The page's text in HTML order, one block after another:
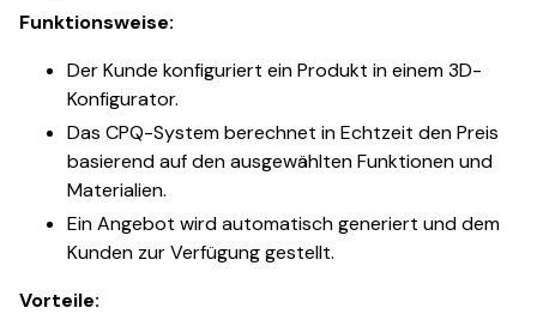
Funktionsweise:
Der Kunde konfiguriert ein Produkt in einem 3D-
Konfigurator.
Das CPQ-System berechnet in Echtzeit den Preis
basierend auf den ausgewählten Funktionen und
Materialien.
Ein Angebot wird automatisch generiert und dem
Kunden zur Verfügung gestellt.
Vorteile: